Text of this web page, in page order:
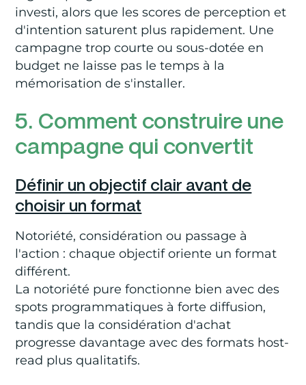
investi, alors que les scores de perception et
d'intention saturent plus rapidement. Une
campagne trop courte ou sous-dotée en
budget ne laisse pas le temps à la
mémorisation de s'installer.
5. Comment construire une
campagne qui convertit
Définir un objectif clair avant de
choisir un format
Notoriété, considération ou passage à
l'action : chaque objectif oriente un format
différent.
La notoriété pure fonctionne bien avec des
spots programmatiques à forte diffusion,
tandis que la considération d'achat
progresse davantage avec des formats host-
read plus qualitatifs.